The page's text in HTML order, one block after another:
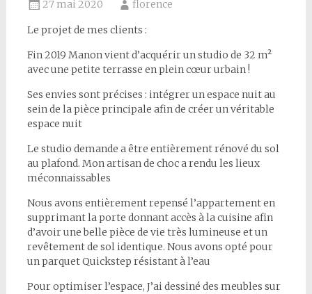
27 mai 2020 florence
Le projet de mes clients :
Fin 2019 Manon vient d’acquérir un studio de 32 m²
avec une petite terrasse en plein cœur urbain !
Ses envies sont précises : intégrer un espace nuit au
sein de la pièce principale afin de créer un véritable
espace nuit
Le studio demande a être entièrement rénové du sol
au plafond. Mon artisan de choc a rendu les lieux
méconnaissables
Nous avons entièrement repensé l’appartement en
supprimant la porte donnant accès à la cuisine afin
d’avoir une belle pièce de vie très lumineuse et un
revêtement de sol identique. Nous avons opté pour
un parquet Quickstep résistant à l’eau
Pour optimiser l’espace, J’ai dessiné des meubles sur